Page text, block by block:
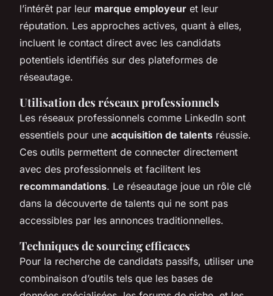
l’intérêt par leur marque employeur et leur
réputation. Les approches actives, quant à elles,
incluent le contact direct avec les candidats
potentiels identifiés sur des plateformes de
réseautage.
Utilisation des réseaux professionnels
Les réseaux professionnels comme LinkedIn sont
essentiels pour une acquisition de talents réussie.
Ces outils permettent de connecter directement
avec des professionnels et facilitent les
recommandations. Le réseautage joue un rôle clé
dans la découverte de talents qui ne sont pas
accessibles par les annonces traditionnelles.
Techniques de sourcing efficaces
Pour la recherche de candidats passifs, utiliser une
combinaison d’outils tels que les bases de